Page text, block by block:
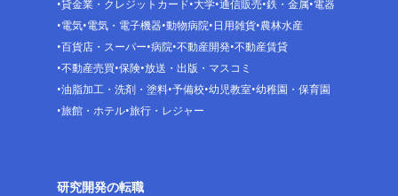
貸金業・クレジットカード 大学 通信販売 鉄・金属 電器
電気 電気・電子機器 動物病院 日用雑貨 農林水産
百貨店・スーパー 病院 不動産開発 不動産賃貸
不動産売買 保険 放送・出版・マスコミ
油脂加工・洗剤・塗料 予備校 幼児教室 幼稚園・保育園
旅館・ホテル 旅行・レジャー
研究開発の転職